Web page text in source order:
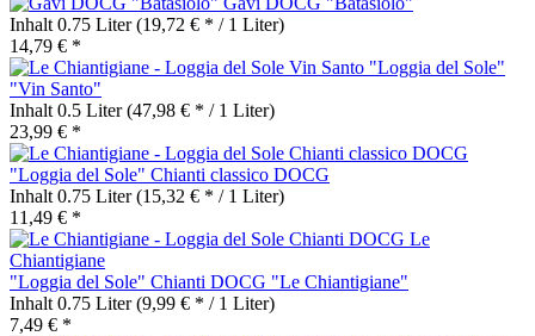
Inhalt 0.75 Liter(19,72 € * / 1 Liter)
14,79 € *
"Loggia del Sole"
"Vin Santo"
Inhalt 0.5 Liter(47,98 € * / 1 Liter)
23,99 € *
"Loggia del Sole" Chianti classico DOCG
Inhalt 0.75 Liter(15,32 € * / 1 Liter)
11,49 € *
"Loggia del Sole" Chianti DOCG "Le Chiantigiane"
Inhalt 0.75 Liter(9,99 € * / 1 Liter)
7,49 € *